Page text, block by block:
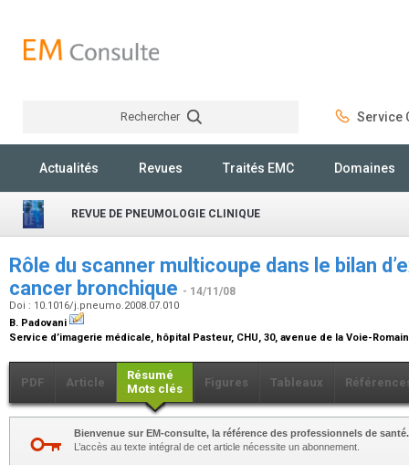
Rechercher Service
Actualités Revues Traités EMC Domaines
REVUE DE PNEUMOLOGIE CLINIQUE
Rôle du scanner multicoupe dans le bilan
cancer bronchique - 14/11/08
Doi : 10.1016/j.pneumo.2008.07.010
B. Padovani
Service d’imagerie médicale, hôpital Pasteur, CHU, 30, avenue de la Voie-
PDF Article
Résumé
Mots clés
Figures Tableaux
Bienvenue sur EM-consulte, la référence des professionnels de santé.
L’accès au texte intégral de cet article nécessite un abonnement.